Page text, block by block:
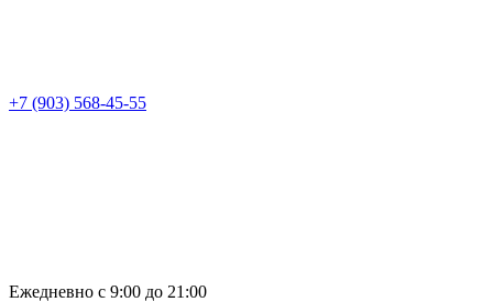
+7 (903) 568-45-55
Ежедневно с 9:00 до 21:00